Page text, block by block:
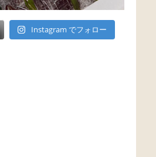
Instagram でフォロー